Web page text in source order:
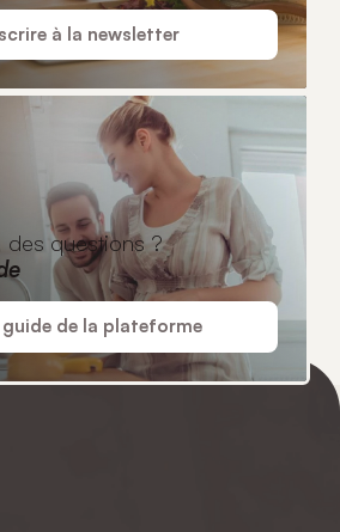
à la newsletter
des questions ?
de la plateforme